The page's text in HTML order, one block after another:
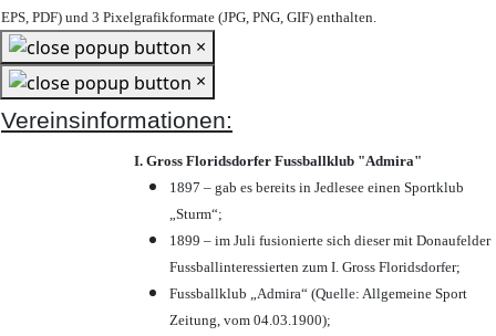
EPS, PDF) und 3 Pixelgrafikformate (JPG, PNG, GIF) enthalten.
×
×
Vereinsinformationen:
I. Gross Floridsdorfer Fussballklub "Admira"
1897 – gab es bereits in Jedlesee einen Sportklub
„Sturm“;
1899 – im Juli fusionierte sich dieser mit Donaufelder
Fussballinteressierten zum I. Gross Floridsdorfer;
Fussballklub „Admira“ (Quelle: Allgemeine Sport
Zeitung, vom 04.03.1900);